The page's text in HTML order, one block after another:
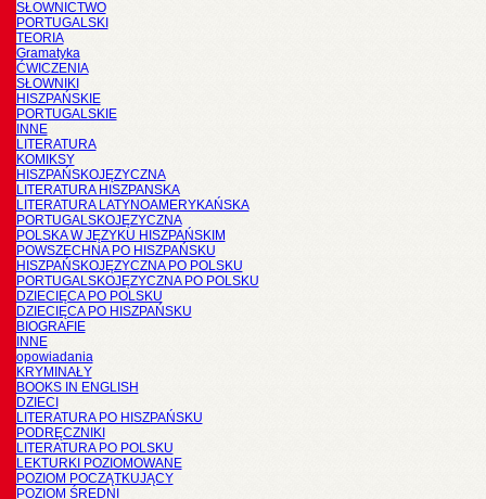
SŁOWNICTWO
PORTUGALSKI
TEORIA
Gramatyka
ĆWICZENIA
SŁOWNIKI
HISZPAŃSKIE
PORTUGALSKIE
INNE
LITERATURA
KOMIKSY
HISZPAŃSKOJĘZYCZNA
LITERATURA HISZPANSKA
LITERATURA LATYNOAMERYKAŃSKA
PORTUGALSKOJĘZYCZNA
POLSKA W JĘZYKU HISZPAŃSKIM
POWSZECHNA PO HISZPAŃSKU
HISZPAŃSKOJĘZYCZNA PO POLSKU
PORTUGALSKOJĘZYCZNA PO POLSKU
DZIECIĘCA PO POLSKU
DZIECIĘCA PO HISZPAŃSKU
BIOGRAFIE
INNE
opowiadania
KRYMINAŁY
BOOKS IN ENGLISH
DZIECI
LITERATURA PO HISZPAŃSKU
PODRĘCZNIKI
LITERATURA PO POLSKU
LEKTURKI POZIOMOWANE
POZIOM POCZĄTKUJĄCY
POZIOM ŚREDNI